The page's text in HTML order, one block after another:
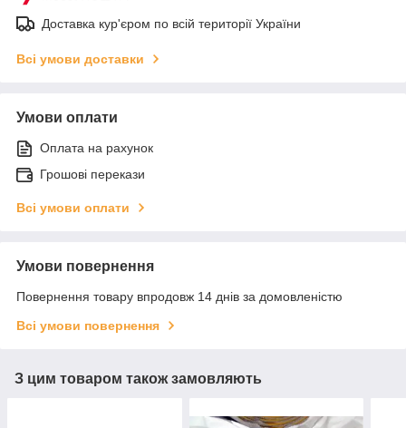
Доставка кур'єром по всій території України
Всі умови доставки
Умови оплати
Оплата на рахунок
Грошові перекази
Всі умови оплати
Умови повернення
Повернення товару впродовж 14 днів за домовленістю
Всі умови повернення
З цим товаром також замовляють